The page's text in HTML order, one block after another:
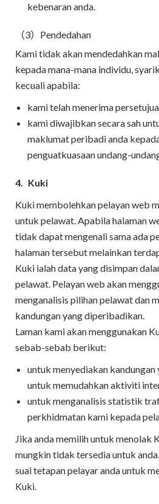
kebenaran anda.
（3）Pendedahan
Kami tidak akan mendedahkan
kepada mana-mana individu,
kecuali apabila:
kami telah menerima
kami diwajibkan secara sah
maklumat peribadi anda
penguatkuasaan undang-
4. Kuki
Kuki membolehkan pelayan web
untuk pelawat. Apabila halaman
tidak dapat mengenali sama ada
halaman tersebut melainkan
Kuki ialah data yang disimpan
pelawat. Pelayan web akan
menganalisis pilihan pelawat dan
kandungan yang diperibadikan.
Laman kami akan menggunakan
sebab-sebab berikut:
untuk menyediakan
untuk memudahkan aktiviti
untuk menganalisis statistik
perkhidmatan kami kepada
Jika anda memilih untuk menolak
mungkin tidak tersedia untuk
suai tetapan pelayar anda untuk
Kuki.